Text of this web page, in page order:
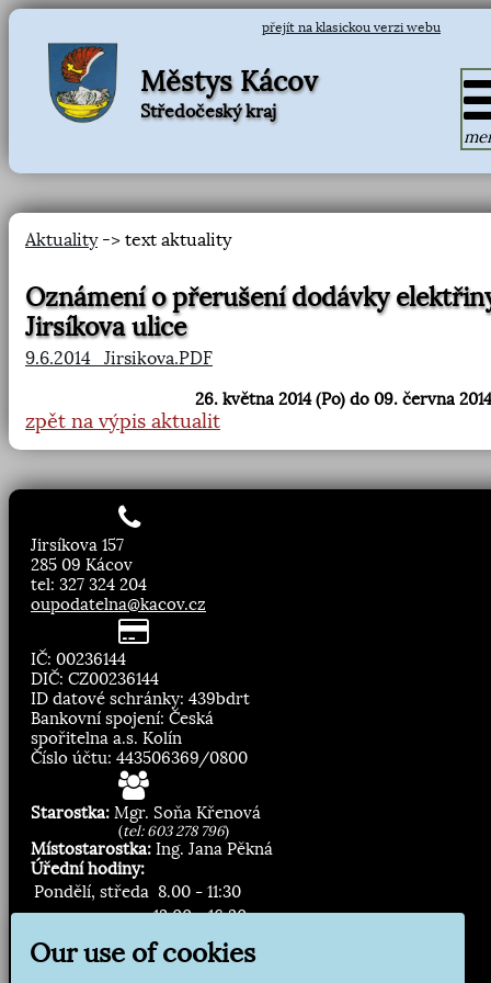
přejít na klasickou verzi webu
Městys Kácov
Středočeský kraj
Aktuality-> text aktuality
Oznámení o přerušení dodávky
Jirsíkova ulice
9.6.2014_Jirsikova.PDF
26. května 2014 (Po) do 09. června
zpět na výpis aktualit
Jirsíkova 157
285 09 Kácov
tel: 327 324 204
oupodatelna@kacov.cz
IČ: 00236144
DIČ: CZ00236144
ID datové schránky: 439bdrt
Bankovní spojení: Česká
spořitelna a.s. Kolín
Číslo účtu: 443506369/0800
Starostka: Mgr. Soňa Křenová
(tel: 603 278 796)
Místostarostka: Ing. Jana Pěkná
Úřední hodiny:
Pondělí, středa 8.00 - 11:30
13:00 - 16:30
Our use of cookies